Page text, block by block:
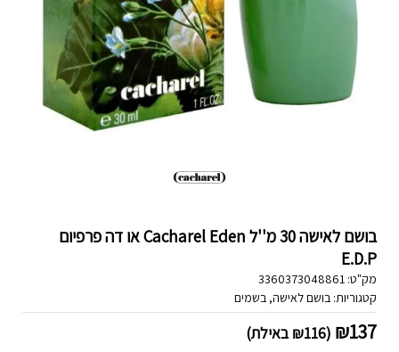
בושם לאישה 30 מ''ל Cacharel Eden או דה פרפיום‏
E.D.P
מק"ט: 3360373048861
קטגוריות: בושם לאישה, בשמים
₪137
(
₪116 באילת)